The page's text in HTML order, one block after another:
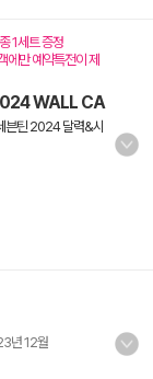
1세트 증정
만 예약특전이 제
WALL CA
븐틴 2024 달력&시
년 12월